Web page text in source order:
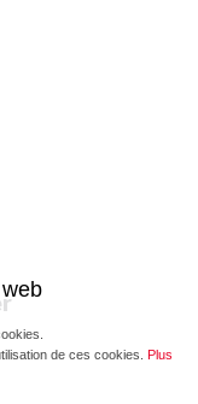
de ces cookies. Plus